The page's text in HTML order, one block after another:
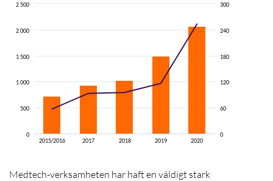
2015/2016 2017 2018 2019 2020
0
500
1 000
1 500
2 000
2 500
0
60
120
180
240
300
Medtech-verksamheten har haft en väldigt stark